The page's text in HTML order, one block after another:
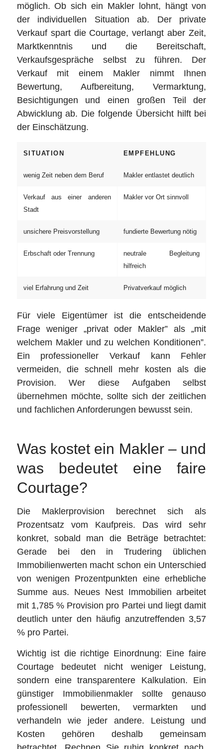
möglich. Ob sich ein Makler lohnt, hängt von
der individuellen Situation ab. Der private
Verkauf spart die Courtage, verlangt aber Zeit,
Marktkenntnis und die Bereitschaft,
Verkaufsgespräche selbst zu führen. Der
Verkauf mit einem Makler nimmt Ihnen
Bewertung, Aufbereitung, Vermarktung,
Besichtigungen und einen großen Teil der
Abwicklung ab. Die folgende Übersicht hilft bei
der Einschätzung.
SITUATION EMPFEHLUNG
wenig Zeit neben dem Beruf Makler entlastet deutlich
Verkauf aus einer anderen
Stadt
Makler vor Ort sinnvoll
unsichere Preisvorstellung fundierte Bewertung nötig
Erbschaft oder Trennung
neutrale Begleitung
hilfreich
viel Erfahrung und Zeit Privatverkauf möglich
Für viele Eigentümer ist die entscheidende
Frage weniger „privat oder Makler” als „mit
welchem Makler und zu welchen Konditionen”.
Ein professioneller Verkauf kann Fehler
vermeiden, die schnell mehr kosten als die
Provision. Wer diese Aufgaben selbst
übernehmen möchte, sollte sich der zeitlichen
und fachlichen Anforderungen bewusst sein.
Was kostet ein Makler – und
was bedeutet eine faire
Courtage?
Die Maklerprovision berechnet sich als
Prozentsatz vom Kaufpreis. Das wird sehr
konkret, sobald man die Beträge betrachtet:
Gerade bei den in Trudering üblichen
Immobilienwerten macht schon ein Unterschied
von wenigen Prozentpunkten eine erhebliche
Summe aus. Neues Nest Immobilien arbeitet
mit 1,785 % Provision pro Partei und liegt damit
deutlich unter den häufig anzutreffenden 3,57
% pro Partei.
Wichtig ist die richtige Einordnung: Eine faire
Courtage bedeutet nicht weniger Leistung,
sondern eine transparentere Kalkulation. Ein
günstiger Immobilienmakler sollte genauso
professionell bewerten, vermarkten und
verhandeln wie jeder andere. Leistung und
Kosten gehören deshalb gemeinsam